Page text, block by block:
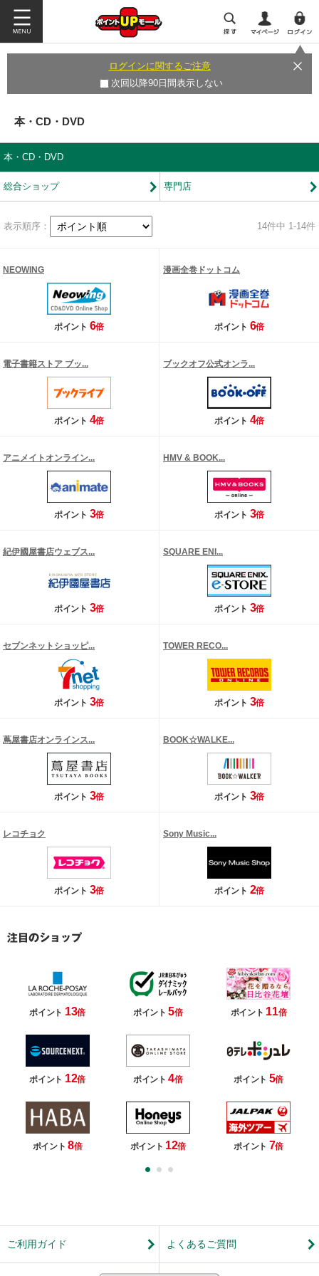
ログインに関するご注意
次回以降90日間表示しない
本・CD・DVD
本・CD・DVD
総合ショップ 専門店
表示順序： 14件中 1-14件
NEOWING
ポイント 6倍
漫画全巻ドットコム
ポイント 6倍
電子書籍ストア ブッ...
ポイント 4倍
ブックオフ公式オンラ...
ポイント 4倍
アニメイトオンライン...
ポイント 3倍
HMV & BOOK...
ポイント 3倍
紀伊國屋書店ウェブス...
ポイント 3倍
SQUARE ENI...
ポイント 3倍
セブンネットショッピ...
ポイント 3倍
TOWER RECO...
ポイント 3倍
蔦屋書店オンラインス...
ポイント 3倍
BOOK☆WALKE...
ポイント 3倍
レコチョク
ポイント 3倍
Sony Music...
ポイント 2倍
ポイント 13倍 ポイント5倍 ポイント 11倍
ポイント 12倍 ポイント4倍 ポイント 5倍
ポイント8倍 ポイント 12倍 ポイント 7倍
ご利用ガイド よくあるご質問